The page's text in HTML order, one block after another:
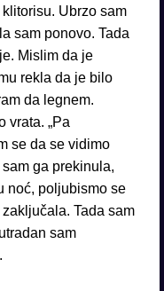
Ubrzo sam
sam ponovo. Tada
Mislim da je
rekla da je bilo
da legnem.
vrata. „Pa
se da se vidimo
ga prekinula,
noć, poljubismo se
Tada sam
sam